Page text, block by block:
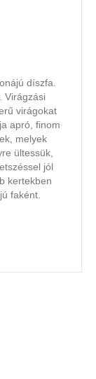
díszfa.
Virágzási
virágokat
apró, finom
melyek
ültessük,
jól
kertekben
faként.